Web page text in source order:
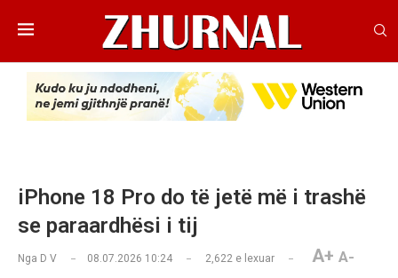
iPhone 18 Pro do të jetë më i trashë
se paraardhësi i tij
Nga D V 08.07.2026 10:24 2,622 e lexuar A+ A-